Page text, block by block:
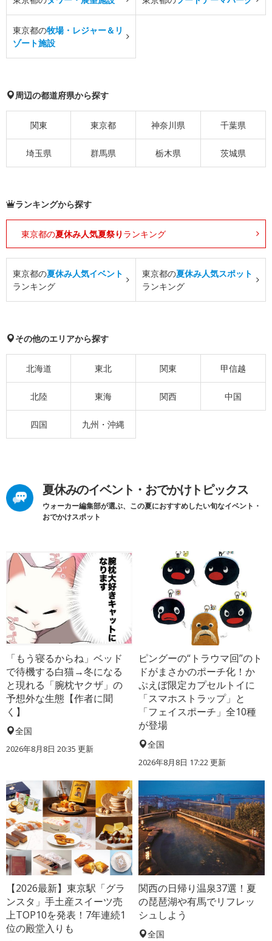
東京都の牧場・レジャー＆リ
ゾート施設
周辺の都道府県から探す
関東 東京都 神奈川県 千葉県
埼玉県 群馬県 栃木県 茨城県
ランキングから探す
東京都の夏休み人気夏祭り ランキング
東京都の夏休み人気イベント
ランキング
東京都の夏休み人気スポット
ランキング
その他のエリアから探す
北海道 東北 関東 甲信越
北陸 東海 関西 中国
四国 九州・沖縄
夏休みのイベント・おでかけトピックス
ウォーカー編集部が選ぶ、この夏におすすめしたい旬なイベント・
おでかけスポット
「もう寝るからね」ベッド
で待機する白猫→冬になる
と現れる「腕枕ヤクザ」の
予想外な生態【作者に聞
く】
全国
2026年8月8日 20:35 更新
ピングーの“トラウマ回”のト
ドがまさかのポーチ化！か
ぷえぼ限定カプセルトイに
「スマホストラップ」と
「フェイスポーチ」全10種
が登場
全国
2026年8月8日 17:22更新
【2026最新】東京駅「グラ
ンスタ」手土産スイーツ売
上TOP10を発表！7年連続1
位の殿堂入りも
関西の日帰り温泉37選！夏
の琵琶湖や有馬でリフレッ
シュしよう
全国